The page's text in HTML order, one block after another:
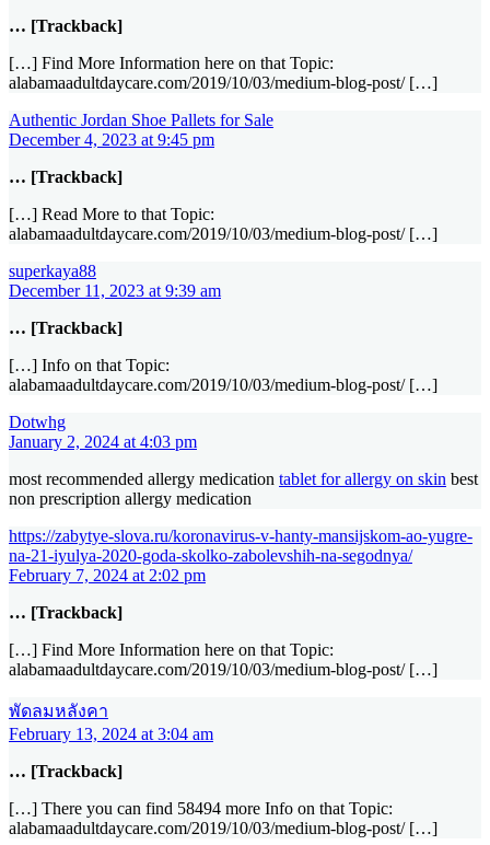
… [Trackback]
[…] Find More Information here on that Topic:
alabamaadultdaycare.com/2019/10/03/medium-blog-post/ […]
Authentic Jordan Shoe Pallets for Sale
December 4, 2023 at 9:45 pm
… [Trackback]
[…] Read More to that Topic:
alabamaadultdaycare.com/2019/10/03/medium-blog-post/ […]
superkaya88
December 11, 2023 at 9:39 am
… [Trackback]
[…] Info on that Topic:
alabamaadultdaycare.com/2019/10/03/medium-blog-post/ […]
Dotwhg
January 2, 2024 at 4:03 pm
most recommended allergy medication tablet for allergy on skin best
non prescription allergy medication
https://zabytye-slova.ru/koronavirus-v-hanty-mansijskom-ao-yugre-
na-21-iyulya-2020-goda-skolko-zabolevshih-na-segodnya/
February 7, 2024 at 2:02 pm
… [Trackback]
[…] Find More Information here on that Topic:
alabamaadultdaycare.com/2019/10/03/medium-blog-post/ […]
พัดลมหลังคา
February 13, 2024 at 3:04 am
… [Trackback]
[…] There you can find 58494 more Info on that Topic:
alabamaadultdaycare.com/2019/10/03/medium-blog-post/ […]